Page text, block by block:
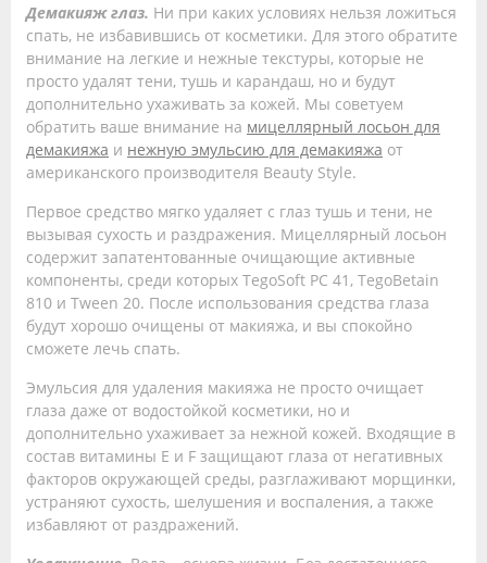
Демакияж глаз. Ни при каких условиях нельзя ложиться
спать, не избавившись от косметики. Для этого обратите
внимание на легкие и нежные текстуры, которые не
просто удалят тени, тушь и карандаш, но и будут
дополнительно ухаживать за кожей. Мы советуем
обратить ваше внимание на мицеллярный лосьон для
демакияжа и нежную эмульсию для демакияжа от
американского производителя Beauty Style.
Первое средство мягко удаляет с глаз тушь и тени, не
вызывая сухость и раздражения. Мицеллярный лосьон
содержит запатентованные очищающие активные
компоненты, среди которых TegoSoft PC 41, TegoBetain
810 и Tween 20. После использования средства глаза
будут хорошо очищены от макияжа, и вы спокойно
сможете лечь спать.
Эмульсия для удаления макияжа не просто очищает
глаза даже от водостойкой косметики, но и
дополнительно ухаживает за нежной кожей. Входящие в
состав витамины E и F защищают глаза от негативных
факторов окружающей среды, разглаживают морщинки,
устраняют сухость, шелушения и воспаления, а также
избавляют от раздражений.